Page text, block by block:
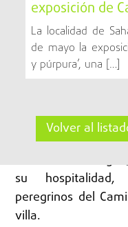
Sahagún.
Además, durante
y eventos
celebraciones no
cultural de
su
peregrinos del
villa.
exposición de
La localidad de
de mayo la
y púrpura’, una […]
Volver al